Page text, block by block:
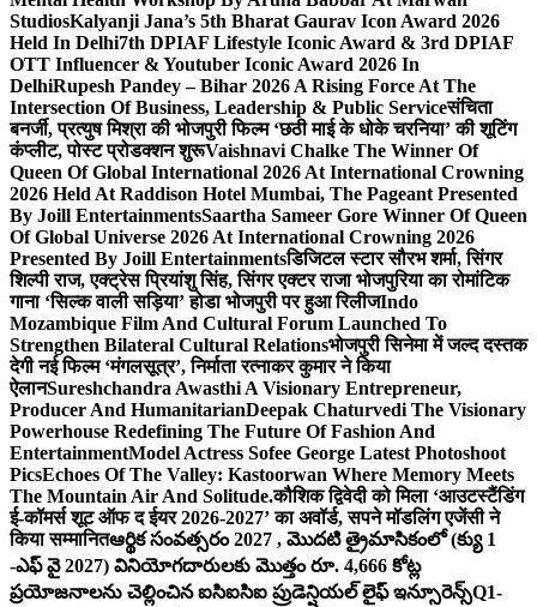
StudiosKalyanji Jana’s 5th Bharat Gaurav Icon Award 2026
Held In Delhi7th DPIAF Lifestyle Iconic Award & 3rd DPIAF
OTT Influencer & Youtuber Iconic Award 2026 In
DelhiRupesh Pandey – Bihar 2026 A Rising Force At The
Intersection Of Business, Leadership & Public Serviceसंचिता
बनर्जी, प्रत्युष मिश्रा की भोजपुरी फिल्म ‘छठी माई के धोके चरनिया’ की शूटिंग
कंप्लीट, पोस्ट प्रोडक्शन शुरूVaishnavi Chalke The Winner Of
Queen Of Global International 2026 At International Crowning
2026 Held At Raddison Hotel Mumbai, The Pageant Presented
By Joill EntertainmentsSaartha Sameer Gore Winner Of Queen
Of Global Universe 2026 At International Crowning 2026
Presented By Joill Entertainmentsडिजिटल स्टार सौरभ शर्मा, सिंगर
शिल्पी राज, एक्ट्रेस प्रियांशु सिंह, सिंगर एक्टर राजा भोजपुरिया का रोमांटिक
गाना ‘सिल्क वाली सड़िया’ होडा भोजपुरी पर हुआ रिलीजIndo
Mozambique Film And Cultural Forum Launched To
Strengthen Bilateral Cultural Relationsभोजपुरी सिनेमा में जल्द दस्तक
देगी नई फिल्म ‘मंगलसूत्र’, निर्माता रत्नाकर कुमार ने किया
ऐलानSureshchandra Awasthi A Visionary Entrepreneur,
Producer And HumanitarianDeepak Chaturvedi The Visionary
Powerhouse Redefining The Future Of Fashion And
EntertainmentModel Actress Sofee George Latest Photoshoot
PicsEchoes Of The Valley: Kastoorwan Where Memory Meets
The Mountain Air And Solitude.कौशिक द्विवेदी को मिला ‘आउटस्टैंडिंग
ई-कॉमर्स शूट ऑफ द ईयर 2026-2027’ का अवॉर्ड, सपने मॉडलिंग एजेंसी ने
किया सम्मानितఆర్థిక సంవత్సరం 2027 , మొదటి త్రైమాసికంలో (క్యు 1
-ఎఫ్ వై 2027) వినియోగదారులకు మొత్తం రూ. 4,666 కోట్ల
ప్రయోజనాలను చెల్లించిన ఐసిఐసిఐ ప్రుడెన్షియల్ లైఫ్ ఇన్సూరెన్స్Q1-